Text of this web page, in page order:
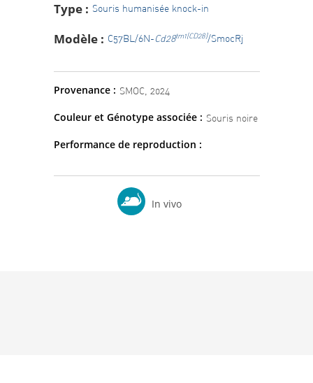
Type : Souris humanisée knock-in
Modèle : C57BL/6N-Cd28tm1(CD28)/SmocRj
Provenance : SMOC, 2024
Couleur et Génotype associée : Souris noire
Performance de reproduction :
In vivo